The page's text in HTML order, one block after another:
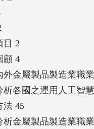
設計使用介面，補
AI系統的操作門檻
作為AI選擇方案的
可納入AI模式作為
目 2
顧 4
外金屬製品製造業職
析各國之運用人工智
法 45
析金屬製品製造業職